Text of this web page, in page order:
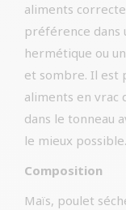
aliments
préférence dans
hermétique ou
et sombre. Il est
aliments en vrac
dans le tonneau
le mieux possible.
Composition
Maïs, poulet